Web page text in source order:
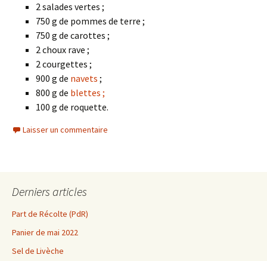
2 salades vertes ;
750 g de pommes de terre ;
750 g de carottes ;
2 choux rave ;
2 courgettes ;
900 g de navets ;
800 g de blettes ;
100 g de roquette.
Laisser un commentaire
Derniers articles
Part de Récolte (PdR)
Panier de mai 2022
Sel de Livèche